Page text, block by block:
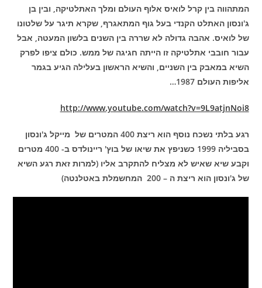
המתהווה בין קרל לואיס אלוף העולם ומלך האתלטיקה, ובין בן
ג'ונסון האתלט הקנדי בעל גוף המתאגרף, שקרא תיגר על שלטונו
של לואיס. אהבה גדולה לא שררה בין השנים בלשון המעטה, אבל
עבור חובבי אתלטיקה זו הייתה חגיגה של ממש. כולם ציפו לפרק
השיא במאבק בין השניים, והשיא הראשון בעלילה הגיע בגמר
אליפות העולם 1987…
http://www.youtube.com/watch?v=9L9atjnNoi8
רגע בלתי נשכח נוסף הוא ריצת 400 המטרים של מייקל ג'ונסון
בסביליה 1999 כשניפץ את שיאו של בוץ' ריינולדס ב- 400 מטרים
וקבע שיא שאיש לא מצליח להתקרב אליו (למרות זאת רגע השיא
של ג'ונסון הוא ריצת ה – 200 המחשמלת באטלנטה)